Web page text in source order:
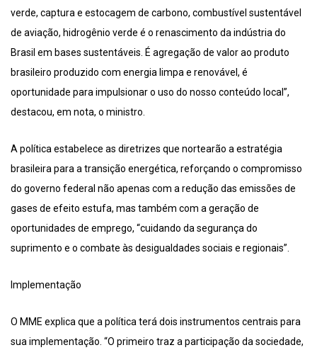
verde, captura e estocagem de carbono, combustível sustentável
de aviação, hidrogênio verde é o renascimento da indústria do
Brasil em bases sustentáveis. É agregação de valor ao produto
brasileiro produzido com energia limpa e renovável, é
oportunidade para impulsionar o uso do nosso conteúdo local”,
destacou, em nota, o ministro.
A política estabelece as diretrizes que nortearão a estratégia
brasileira para a transição energética, reforçando o compromisso
do governo federal não apenas com a redução das emissões de
gases de efeito estufa, mas também com a geração de
oportunidades de emprego, “cuidando da segurança do
suprimento e o combate às desigualdades sociais e regionais”.
Implementação
O MME explica que a política terá dois instrumentos centrais para
sua implementação. “O primeiro traz a participação da sociedade,